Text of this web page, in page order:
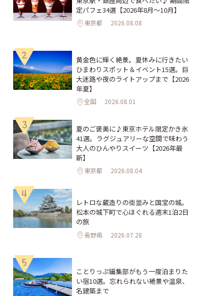
定パフェ34選【2026年8月～10月】
東京都 2026.08.08
2
黄金色に輝く絶景。夏休みに行きたい
ひまわりスポット＆イベント15選。巨
大迷路や夜のライトアップまで【2026
年夏】
全国 2026.08.01
3
夏のご褒美に♪東京ホテル限定かき氷
41選。ラグジュアリーな空間で味わう
大人のひんやりスイーツ【2026年最
新】
東京都 2026.08.04
4
レトロな蔵造りの街並みと国宝の城。
松本の城下町で心ほぐれる週末1泊2日
の旅
長野県 2026.07.28
5
ことりっぷ編集部がもう一度泊まりた
い宿10選。忘れられない絶景や温泉、
名建築まで